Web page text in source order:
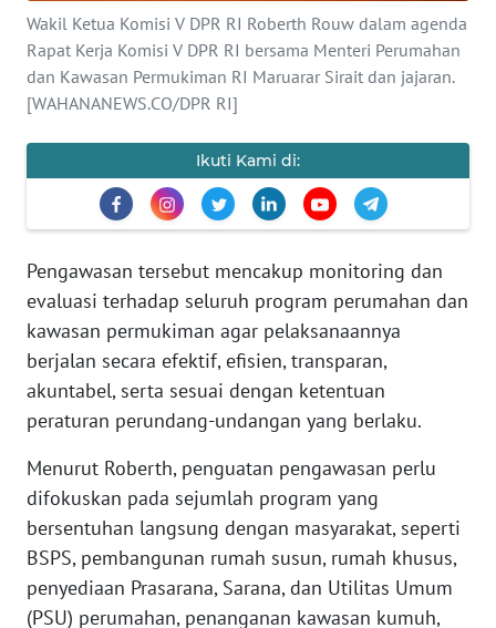
Wakil Ketua Komisi V DPR RI Roberth Rouw dalam agenda
Rapat Kerja Komisi V DPR RI bersama Menteri Perumahan
dan Kawasan Permukiman RI Maruarar Sirait dan jajaran.
[WAHANANEWS.CO/DPR RI]
Ikuti Kami di:
Pengawasan tersebut mencakup monitoring dan
evaluasi terhadap seluruh program perumahan dan
kawasan permukiman agar pelaksanaannya
berjalan secara efektif, efisien, transparan,
akuntabel, serta sesuai dengan ketentuan
peraturan perundang-undangan yang berlaku.
Menurut Roberth, penguatan pengawasan perlu
difokuskan pada sejumlah program yang
bersentuhan langsung dengan masyarakat, seperti
BSPS, pembangunan rumah susun, rumah khusus,
penyediaan Prasarana, Sarana, dan Utilitas Umum
(PSU) perumahan, penanganan kawasan kumuh,
OLAHRAGA
OPINI
BERITA
KONTAK
KAMI
IKLAN
TENTANG
PEDOMAN
MEDIA
SIBER